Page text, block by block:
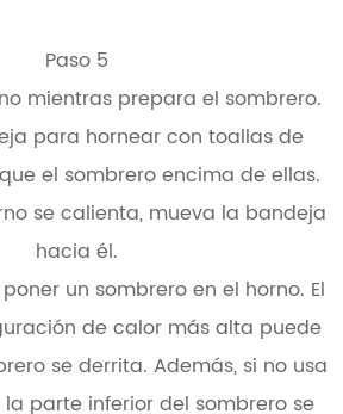
Paso 5
mientras prepara el sombrero.
para hornear con toallas de
el sombrero encima de ellas.
se calienta, mueva la bandeja
hacia él.
un sombrero en el horno. El
de calor más alta puede
se derrita. Además, si no usa
parte inferior del sombrero se